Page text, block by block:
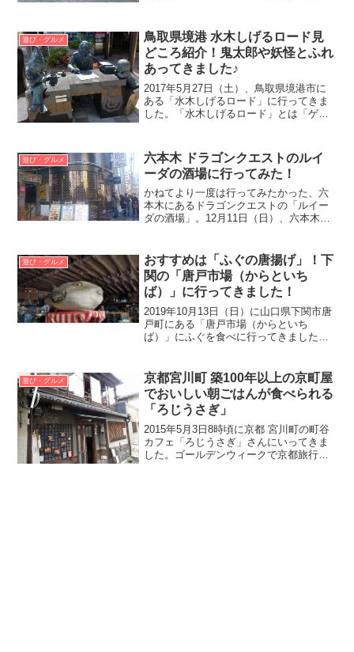
橋」を渡った先にあります。沖縄旅行で
「沖縄...
遊び・グルメ
鳥取県境港 水木しげるロード見
どころ紹介！鬼太郎や妖怪とふれ
あってきました♪
2017年5月27日（土）、鳥取県境港市に
ある「水木しげるロード」に行ってきま
した。「水木しげるロード」とは「ゲゲ
港の商店街の名称です。ユニークな妖怪
のブロンズ像や妖怪...
遊び・グルメ
六本木 ドラゴンクエストのルイ
ーダの酒場に行ってみた！
かねてより一度は行ってみたかった、六
本木にあるドラゴンクエストの「ルイー
ダの酒場」。12月11日（日）、六本木で
がオープンしたのが、2010年1月28日。
約6年越しの夢...
遊び・グルメ
おすすめは「ふぐの唐揚げ」！下
関の「唐戸市場（からといち
ば）」に行ってきました！
2019年10月13日（日）に山口県下関市唐
戸町にある「唐戸市場（からといち
ば）」にふぐを食べに行ってきました。
とができます。またふぐの市場だけでな
くタイやハマチなどの...
遊び・グルメ
京都宮川町 築100年以上の京町屋
でおいしい朝ごはんが食べられる
「ろじうさぎ」
2015年5月3日8時頃に京都 宮川町の町谷
カフェ「ろじうさぎ」さんにいってきま
した。ゴールデンウィークで京都旅行に